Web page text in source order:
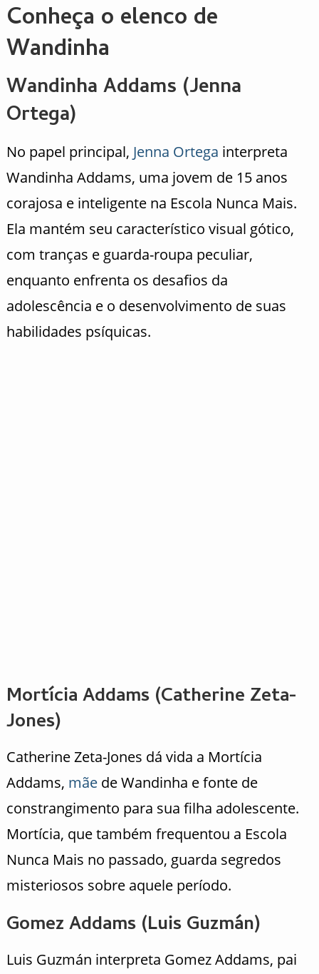
Conheça o elenco de
Wandinha
Wandinha Addams (Jenna
Ortega)
No papel principal, Jenna Ortega interpreta
Wandinha Addams, uma jovem de 15 anos
corajosa e inteligente na Escola Nunca Mais.
Ela mantém seu característico visual gótico,
com tranças e guarda-roupa peculiar,
enquanto enfrenta os desafios da
adolescência e o desenvolvimento de suas
habilidades psíquicas.
Mortícia Addams (Catherine Zeta-
Jones)
Catherine Zeta-Jones dá vida a Mortícia
Addams, mãede Wandinha e fonte de
constrangimento para sua filha adolescente.
Mortícia, que também frequentou a Escola
Nunca Mais no passado, guarda segredos
misteriosos sobre aquele período.
Gomez Addams (Luis Guzmán)
Luis Guzmán interpreta Gomez Addams, pai